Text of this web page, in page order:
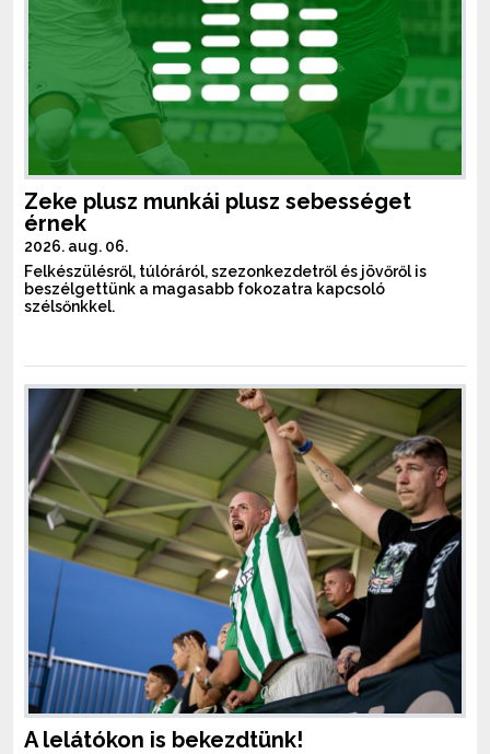
Zeke plusz munkái plusz sebességet
érnek
2026. aug. 06.
Felkészülésről, túlóráról, szezonkezdetről és jövőről is
beszélgettünk a magasabb fokozatra kapcsoló
szélsőnkkel.
A lelátókon is bekezdtünk!